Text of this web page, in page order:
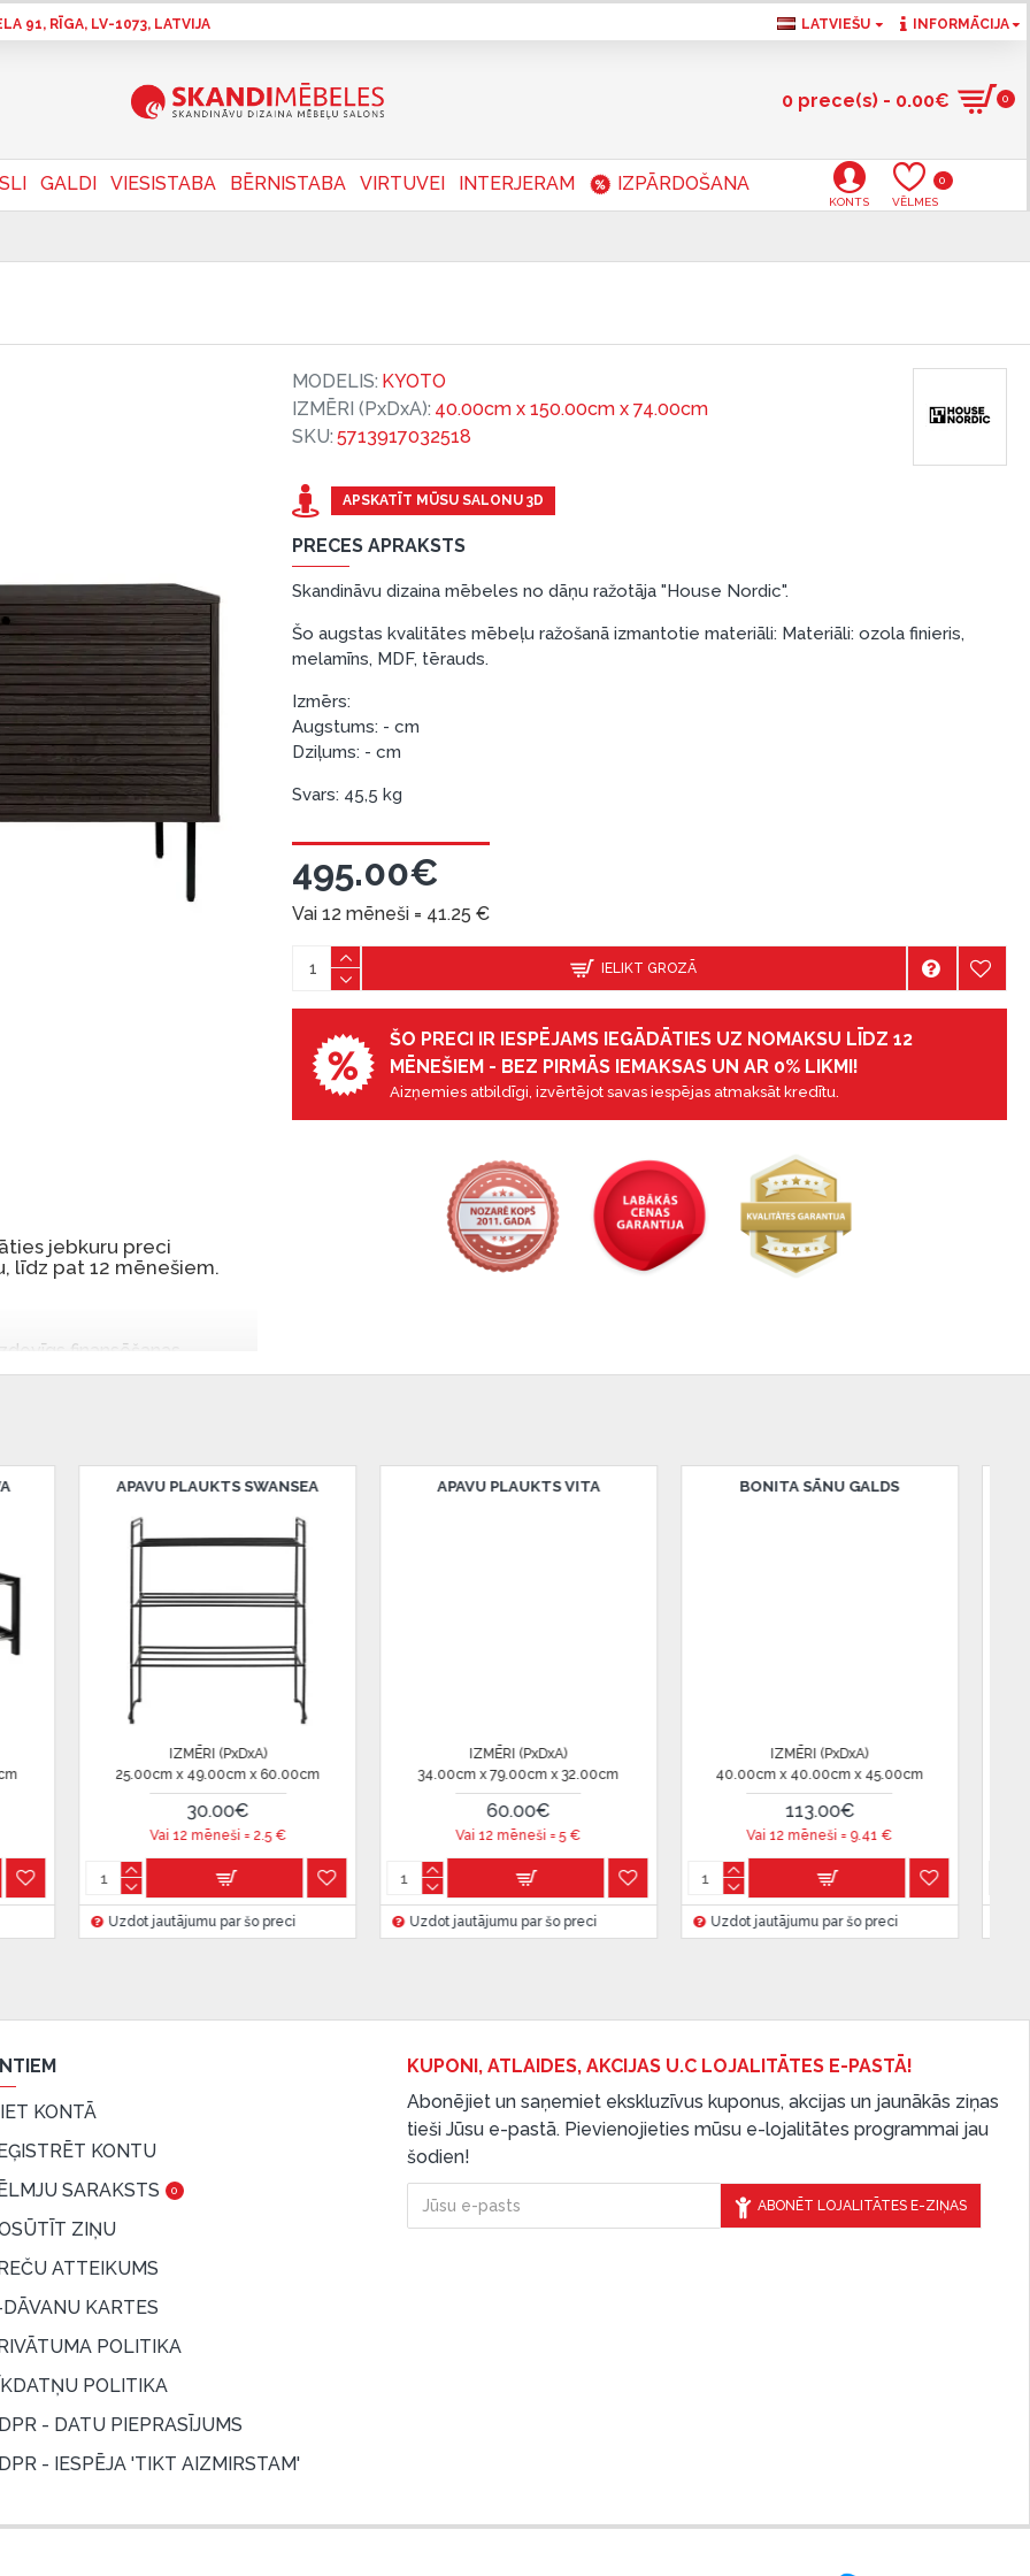
91, RĪGA, LV-1073, LATVIJA LATVIEŠU INFORMĀCIJA
0 prece(s) - 0.00€ 0
GALDI VIESISTABA BĒRNISTABA VIRTUVEI INTERJERAM IZPĀRDOŠANA
KONTS VĒLMES
0
jebkuru preci
līdz pat 12 mēnešiem.
finansēšanas
tām norēķinoties vēlāk.
bez pirmās
iemaksa: 0 €, ikmēneša
Dārzciema ielā 91, Rīga,
Smart-ID, eParaksts eID,
kredīta saņemšanas
piegādes noteikumiem,
APSKATĪT MŪSU SALONU 3D
PRECES APRAKSTS
Skandināvu dizaina mēbeles no dāņu ražotāja "House Nordic".
Šo augstas kvalitātes mēbeļu ražošanā izmantotie materiāli: Materiāli: ozola finieris,
melamīns, MDF, tērauds.
Izmērs:
Augstums: - cm
Dziļums: - cm
Svars: 45,5 kg
MODELIS: KYOTO
IZMĒRI (PxDxA): 40.00cm x 150.00cm x 74.00cm
SKU: 5713917032518
495.00€
Vai 12 mēneši = 41.25 €
IELIKT GROZĀ
ŠO PRECI IR IESPĒJAMS IEGĀDĀTIES UZ NOMAKSU LĪDZ 12
MĒNEŠIEM - BEZ PIRMĀS IEMAKSAS UN AR 0% LIKMI!
Aizņemies atbildīgi, izvērtējot savas iespējas atmaksāt kredītu.
VITA
x 32.00cm
=
šo preci
BONITA SĀNU GALDS
IZMĒRI (PxDxA)
40.00cm x 40.00cm x 45.00cm
Vai 12 mēneši =
Uzdot jautājumu par šo preci
BONN ŽURNĀLGALDIŅŠ
IZMĒRI (PxDxA)
75.00cm x 75.00cm x 37.00cm
Vai 12 mēneši =
Uzdot jautājumu par šo preci
BONN ŽURNĀLGALDIŅŠ
IZMĒRI (PxDxA)
70.00cm x 70.00cm x 40.00cm
Vai 12 mēneši =
Uzdot jautājumu par šo preci
KONTĀ
KONTU
SARAKSTS
0
ZIŅU
ATTEIKUMS
KARTES
POLITIKA
POLITIKA
- DATU PIEPRASĪJUMS
- IESPĒJA 'TIKT AIZMIRSTAM'
KUPONI, ATLAIDES, AKCIJAS U.C LOJALITĀTES E-PASTĀ!
Abonējiet un saņemiet ekskluzīvus kuponus, akcijas un jaunākās ziņas
tieši Jūsu e-pastā. Pievienojieties mūsu e-lojalitātes programmai jau
šodien!
ABONĒT LOJALITĀTES E-ZIŅAS